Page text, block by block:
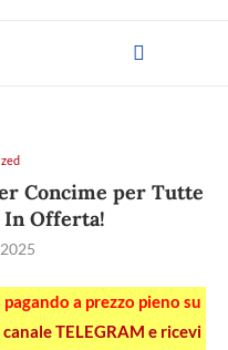
Concime per Tutte
In Offerta!
a prezzo pieno su
TELEGRAM e ricevi